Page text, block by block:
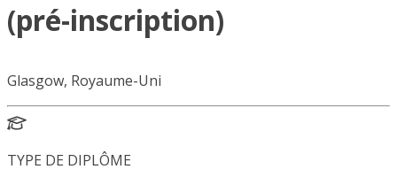
(pré-inscription)
Glasgow, Royaume-Uni
TYPE DE DIPLÔME